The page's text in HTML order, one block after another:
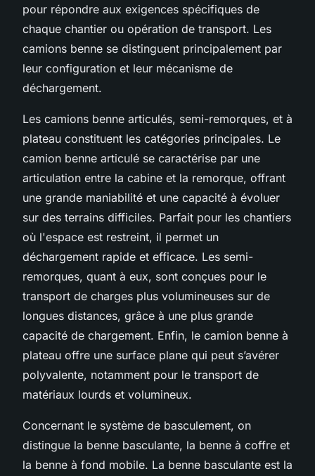
pour répondre aux exigences spécifiques de
chaque chantier ou opération de transport. Les
camions benne se distinguent principalement par
leur configuration et leur mécanisme de
déchargement.
Les camions benne articulés, semi-remorques, et à
plateau constituent les catégories principales. Le
camion benne articulé se caractérise par une
articulation entre la cabine et la remorque, offrant
une grande maniabilité et une capacité à évoluer
sur des terrains difficiles. Parfait pour les chantiers
où l'espace est restreint, il permet un
déchargement rapide et efficace. Les semi-
remorques, quant à eux, sont conçues pour le
transport de charges plus volumineuses sur de
longues distances, grâce à une plus grande
capacité de chargement. Enfin, le camion benne à
plateau offre une surface plane qui peut s’avérer
polyvalente, notamment pour le transport de
matériaux lourds et volumineux.
Concernant le système de basculement, on
distingue la benne basculante, la benne à coffre et
la benne à fond mobile. La benne basculante est la